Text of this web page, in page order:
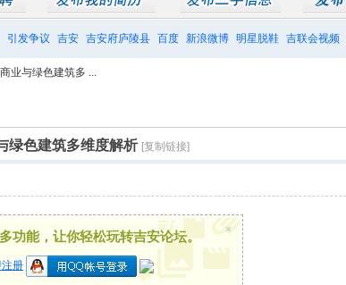
引发争议 吉安 吉安府庐陵县 百度 新浪微博 明星脱鞋 吉联会视频
业与绿色建筑多 ...
绿色建筑多维度解析 [复制链接]
功能，让你轻松玩转吉安论坛。
册
×